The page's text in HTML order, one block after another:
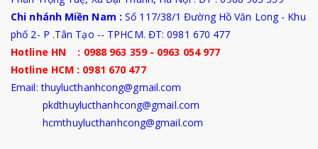
Chi nhánh Miền Nam : Số 117/38/1 Đường Hồ Văn Long - Khu
phố 2- P .Tân Tạo -- TPHCM. ĐT: 0981 670 477
Hotline HN : 0988 963 359 - 0963 054 977
Hotline HCM : 0981 670 477
Email: thuylucthanhcong@gmail.com
pkdthuylucthanhcong@gmail.com
hcmthuylucthanhcong@gmail.com